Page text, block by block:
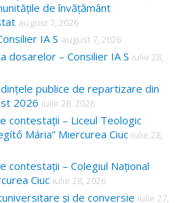
de învățământ
august 7, 2026
IA S august 7, 2026
dosarelor – Consilier IA S iulie 28,
publice de repartizare din
2026 iulie 28, 2026
contestații – Liceul Teologic
Mária” Miercurea Ciuc iulie 28,
contestații – Colegiul Național
Ciuc iulie 28, 2026
și de conversie iulie 27,